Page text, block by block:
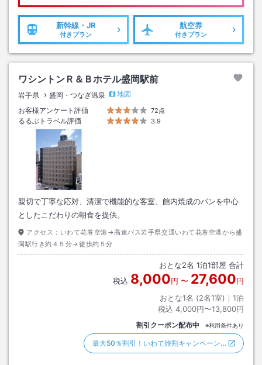
新幹線・JR
付きプラン
航空券
付きプラン
ワシントンＲ＆Ｂホテル盛岡駅前
岩手県 盛岡・つなぎ温泉
地図
お客様アンケート評価
72点
るるぶトラベル評価 3.9
親切で丁寧な応対、清潔で機能的な客室、館内焼成のパンを中心
としたこだわりの朝食を提供。
アクセス： いわて花巻空港→高速バス岩手県交通いわて花巻空港から盛
岡駅行き約４５分→徒歩約５分
おとな2名 1泊1部屋 合計
税込 8,000円 〜 27,600円
おとな1名 (2名1室)｜ 1泊
税込 4,000円〜13,800円
割引クーポン配布中 ※利用条件あり
最大50％割引！いわて旅割キャンペーン…